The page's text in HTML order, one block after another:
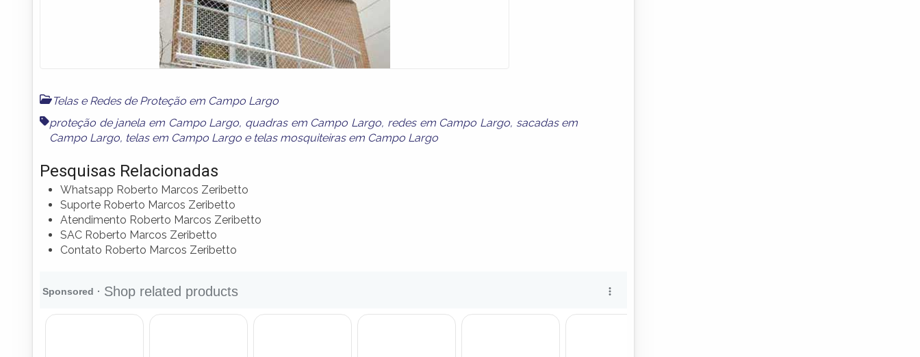
Telas e Redes de Proteção em Campo Largo
proteção de janela em Campo Largo, quadras em Campo Largo, redes em Campo Largo, sacadas em
Campo Largo, telas em Campo Largo e telas mosquiteiras em Campo Largo
Pesquisas Relacionadas
Whatsapp Roberto Marcos Zeribetto
Suporte Roberto Marcos Zeribetto
Atendimento Roberto Marcos Zeribetto
SAC Roberto Marcos Zeribetto
Contato Roberto Marcos Zeribetto